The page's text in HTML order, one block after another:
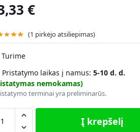
€
(1 pirkėjo atsiliepimas)
Turime
Pristatymo laikas į namus:5-10 d. d.
nemokamas)
terminai yra preliminarūs.
Į krepšelį